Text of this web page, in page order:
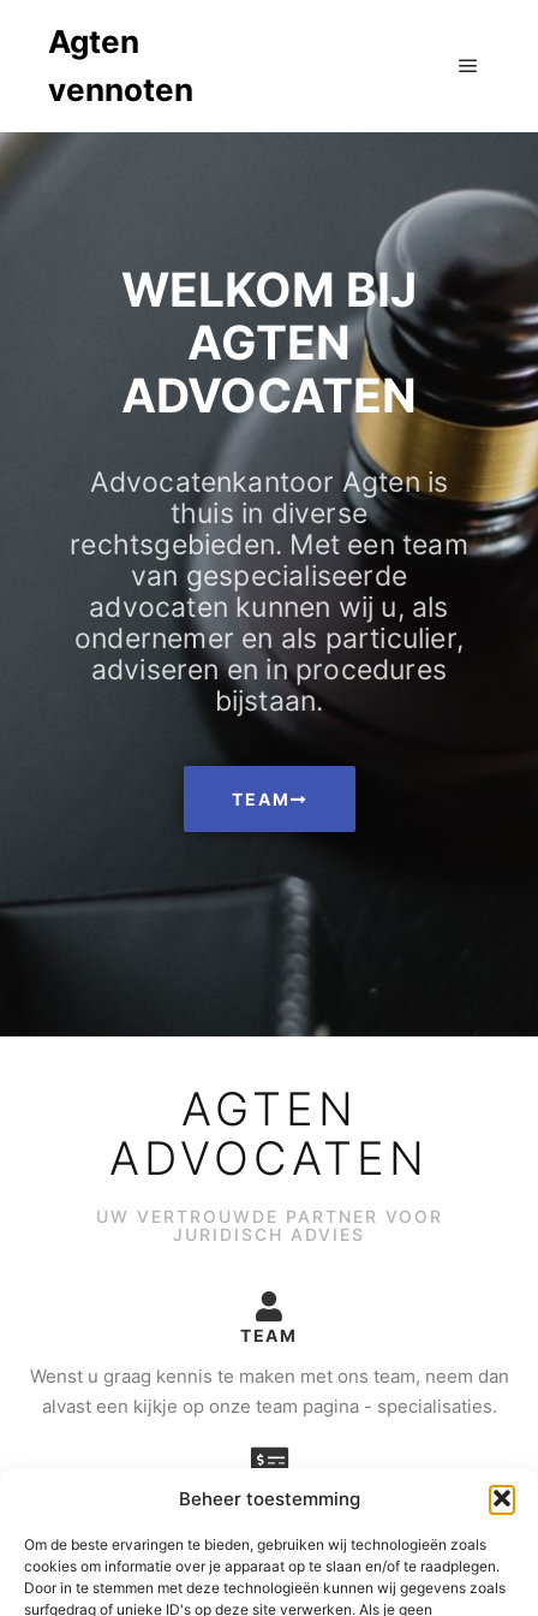
Beheer toestemming
Om de beste ervaringen te bieden, gebruiken wij technologieën zoals
cookies om informatie over je apparaat op te slaan en/of te raadplegen.
Door in te stemmen met deze technologieën kunnen wij gegevens zoals
surfgedrag of unieke ID's op deze site verwerken. Als je geen
Agten
vennoten
WELKOM BIJ
AGTEN
ADVOCATEN
Advocatenkantoor Agten is
thuis in diverse
rechtsgebieden. Met een team
van gespecialiseerde
advocaten kunnen wij u, als
ondernemer en als particulier,
adviseren en in procedures
bijstaan.
TEAM
AGTEN
ADVOCATEN
UW VERTROUWDE PARTNER VOOR
JURIDISCH ADVIES
TEAM
Wenst u graag kennis te maken met ons team, neem dan
alvast een kijkje op onze team pagina - specialisaties.
TARIEF
kijkje op onze tarief pagina.